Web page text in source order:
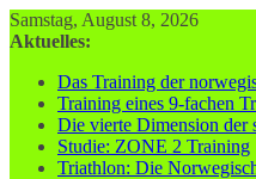
Zum
Inhalt
Samstag, August 8, 2026
Aktuelles:
Das Training der
Training eines 9-fachen
Die vierte Dimension der
Studie: ZONE 2 Training
Triathlon: Die